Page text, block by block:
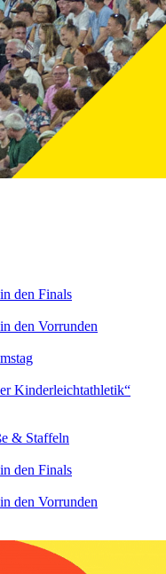
den Finals
den Vorrunden
Kinderleichtathletik“
& Staffeln
den Finals
den Vorrunden